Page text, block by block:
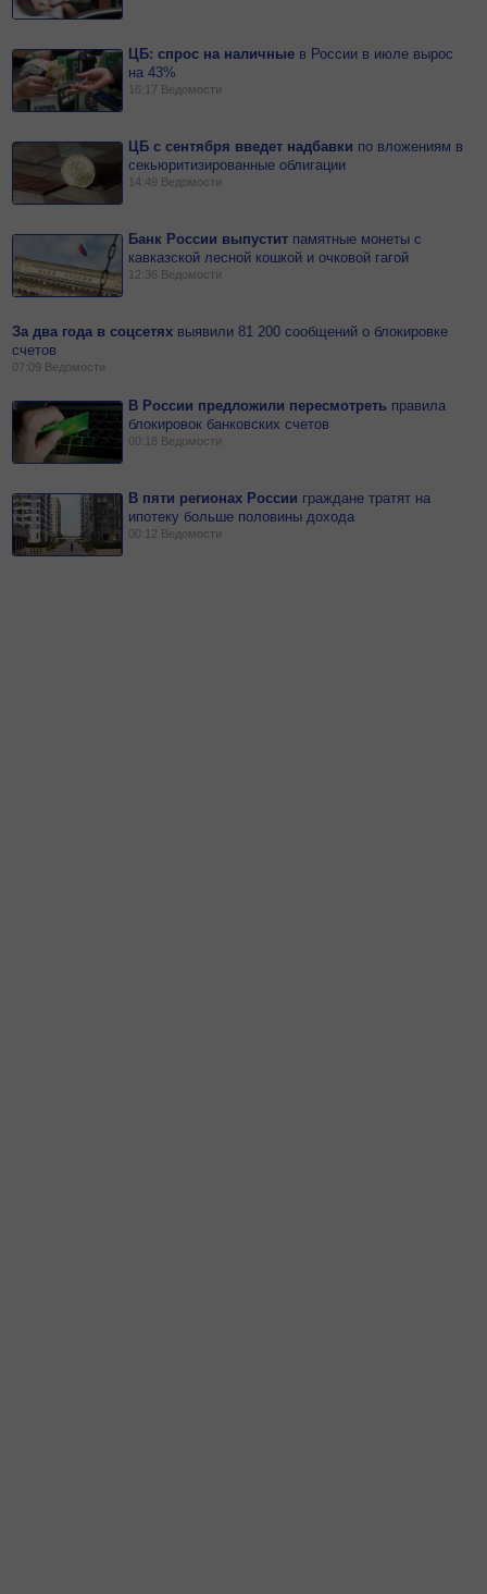
ЦБ: спрос на наличные в России в июле вырос
на 43%
16:17 Ведомости
ЦБ с сентября введет надбавки по вложениям в
секьюритизированные облигации
14:49 Ведомости
Банк России выпустит памятные монеты с
кавказской лесной кошкой и очковой гагой
12:36 Ведомости
За два года в соцсетях выявили 81 200 сообщений о блокировке
счетов
07:09 Ведомости
В России предложили пересмотреть правила
блокировок банковских счетов
00:18 Ведомости
В пяти регионах России граждане тратят на
ипотеку больше половины дохода
00:12 Ведомости